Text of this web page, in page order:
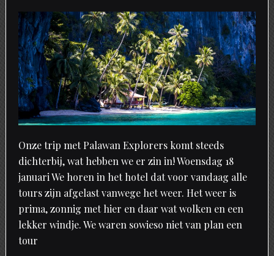
Onze trip met Palawan Explorers komt steeds
dichterbij, wat hebben we er zin in! Woensdag 18
januari We horen in het hotel dat voor vandaag alle
tours zijn afgelast vanwege het weer. Het weer is
prima, zonnig met hier en daar wat wolken en een
lekker windje. We waren sowieso niet van plan een
tour